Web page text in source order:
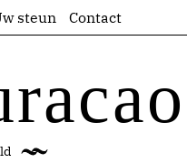
steun Contact